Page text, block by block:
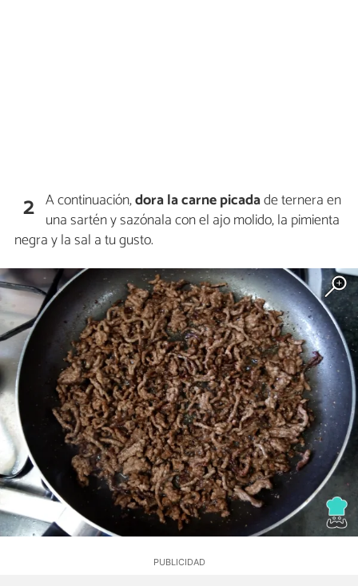
2 A continuación,dora la carne picadade ternera en
una sartén y sazónala con el ajo molido, la pimienta
negra y la sal a tu gusto.